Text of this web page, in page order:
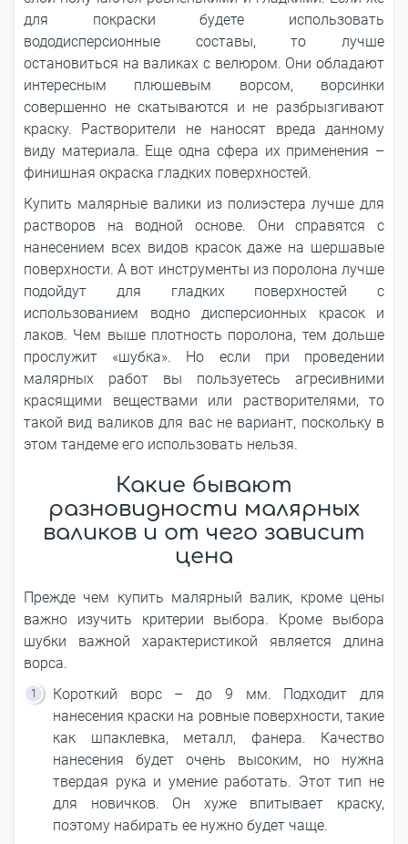
для покраски будете использовать
вододисперсионные составы, то лучше
остановиться на валиках с велюром. Они обладают
интересным плюшевым ворсом, ворсинки
совершенно не скатываются и не разбрызгивают
краску. Растворители не наносят вреда данному
виду материала. Еще одна сфера их применения –
финишная окраска гладких поверхностей.
Купить малярные валики из полиэстера лучше для
растворов на водной основе. Они справятся с
нанесением всех видов красок даже на шершавые
поверхности. А вот инструменты из поролона лучше
подойдут для гладких поверхностей с
использованием водно дисперсионных красок и
лаков. Чем выше плотность поролона, тем дольше
прослужит «шубка». Но если при проведении
малярных работ вы пользуетесь агресивними
красящими веществами или растворителями, то
такой вид валиков для вас не вариант, поскольку в
этом тандеме его использовать нельзя.
Какие бывают
разновидности малярных
валиков и от чего зависит
цена
Прежде чем купить малярный валик, кроме цены
важно изучить критерии выбора. Кроме выбора
шубки важной характеристикой является длина
ворса.
Короткий ворс – до 9 мм. Подходит для
нанесения краски на ровные поверхности, такие
как шпаклевка, металл, фанера. Качество
нанесения будет очень высоким, но нужна
твердая рука и умение работать. Этот тип не
для новичков. Он хуже впитывает краску,
поэтому набирать ее нужно будет чаще.